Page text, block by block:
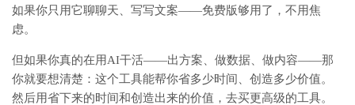
如果你只用它聊聊天、写写文案——免费版够用了，不用焦
虑。
但如果你真的在用AI干活——出方案、做数据、做内容——那
你就要想清楚：这个工具能帮你省多少时间、创造多少价值。
然后用省下来的时间和创造出来的价值，去买更高级的工具。